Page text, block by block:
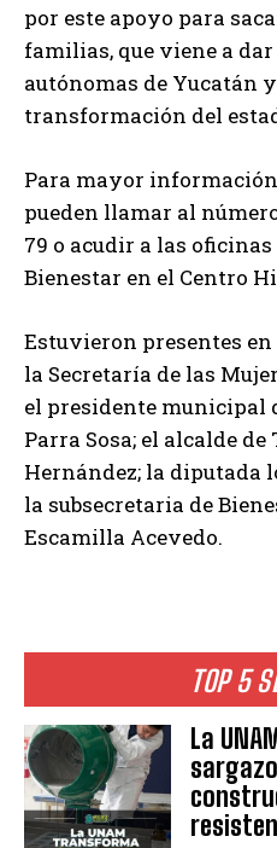
TOP 5
La
por este apoyo para
familias, que viene a
autónomas de Yucatán
transformación del
Para mayor
pueden llamar al
79 o acudir a las
Bienestar en el Centro
Estuvieron presentes
la Secretaría de las
el presidente municipal
Parra Sosa; el alcalde de
Hernández; la diputada
la subsecretaria de
Escamilla Acevedo.